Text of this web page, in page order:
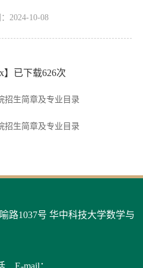
2024-10-08
】已下载626次
招生简章及专业目录
招生简章及专业目录
路1037号 华中科技大学数学与